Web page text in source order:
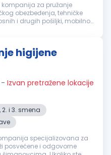
za pružanje
obezbeđenja, tehničke
i drugih pošiljki, mobilnog
higijene
- Izvan pretražene lokacije
2. i 3. smena
specijalizovana za
posvećene i odgovorne